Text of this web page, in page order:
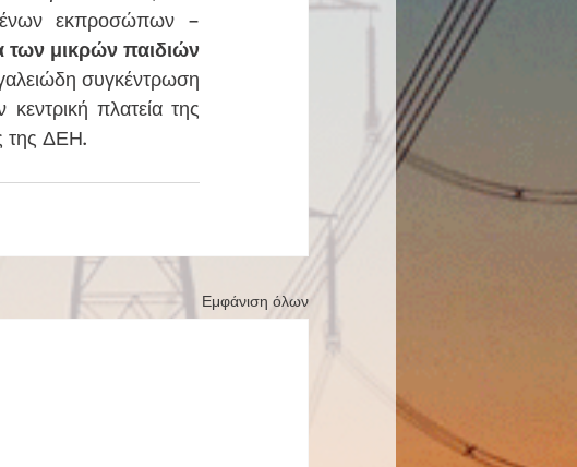
εκπροσώπων –
των μικρών παιδιών
συγκέντρωση
πλατεία της
της ΔΕΗ.
Εμφάνιση όλων